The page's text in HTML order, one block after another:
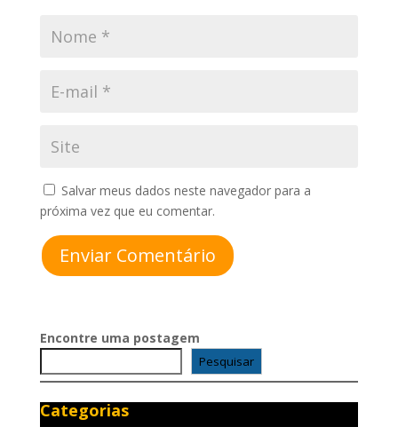
Salvar meus dados neste navegador para a
próxima vez que eu comentar.
Enviar Comentário
Encontre uma postagem
Pesquisar
Categorias